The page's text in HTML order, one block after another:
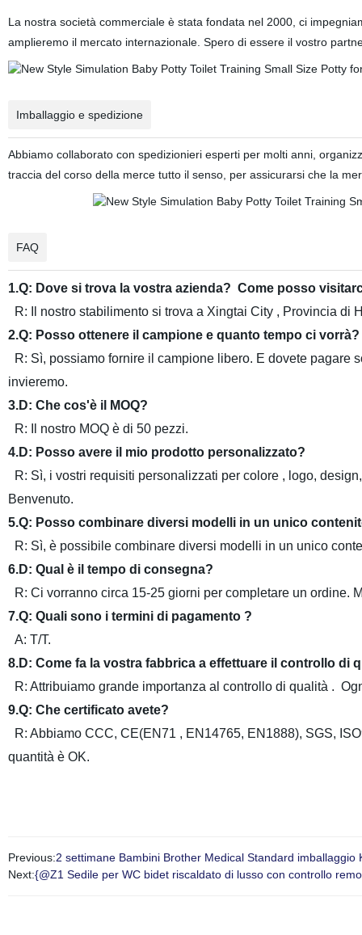
La nostra società commerciale è stata fondata nel 2000, ci
amplieremo il mercato internazionale. Spero di essere il vostro
Imballaggio e spedizione
Abbiamo collaborato con spedizionieri esperti per molti anni,
traccia del corso della merce tutto il senso, per assicurarsi che la
FAQ
1.Q: Dove si trova la vostra azienda? Come posso
R: Il nostro stabilimento si trova a Xingtai City , Provincia
2.Q: Posso ottenere il campione e quanto tempo ci vorrà?
R: Sì, possiamo fornire il campione libero. E dovete
invieremo.
3.D: Che cos'è il MOQ?
R: Il nostro MOQ èdi 50pezzi.
4.D: Posso avere il mio prodotto personalizzato?
R: Sì, i vostri requisiti personalizzati per colore , logo,
Benvenuto.
5.Q: Posso combinare diversi modelli in un unico
R: Sì, è possibile combinare diversi modelli in un unico
6.D: Qual è il tempo di consegna?
R: Ci vorranno circa 15-25giorni per completare un ordine.
7.Q: Quali sono i termini di pagamento ?
A: T/T.
8.D: Come fa la vostra fabbrica a effettuare il controllo di
R: Attribuiamo grande importanza al controllo di qualità .
9.Q: Che certificato avete?
R: Abbiamo CCC, CE(EN71 , EN14765, EN1888), SGS,
quantità è OK.
Previous:2 settimane Bambini Brother Medical Standard imballaggio
Next:{@Z1 Sedile per WC bidet riscaldato di lusso con controllo